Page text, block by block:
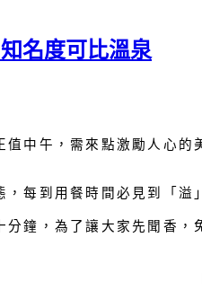
名度可比溫泉
值中午，需來點激勵人心
，每到用餐時間必見到「溢
，為了讓大家先聞香，